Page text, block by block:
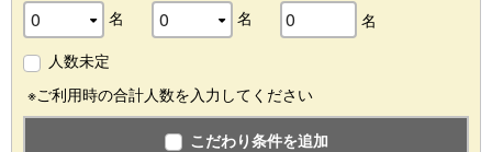
名
名
名
人数未定
※ご利用時の合計人数を入力してください
こだわり条件を追加